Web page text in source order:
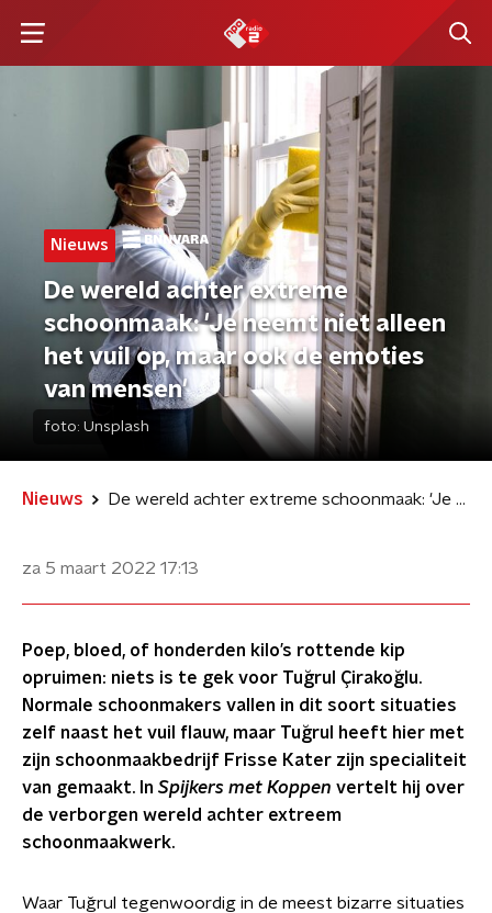
Nieuws
De wereld achter extreme
schoonmaak: 'Je neemt niet alleen
het vuil op, maar ook de emoties
van mensen'
foto: Unsplash
Nieuws De wereld achter extreme schoonmaak: 'Je neemt niet alleen het vuil op, maar ook de emoties van mensen'
za 5 maart 2022 17:13
Poep, bloed, of honderden kilo’s rottende kip
opruimen: niets is te gek voor Tuğrul Çirakoğlu.
Normale schoonmakers vallen in dit soort situaties
zelf naast het vuil flauw, maar Tuğrul heeft hier met
zijn schoonmaakbedrijf Frisse Kater zijn specialiteit
van gemaakt. In Spijkers met Koppen vertelt hij over
de verborgen wereld achter extreem
schoonmaakwerk.
Waar Tuğrul tegenwoordig in de meest bizarre situaties